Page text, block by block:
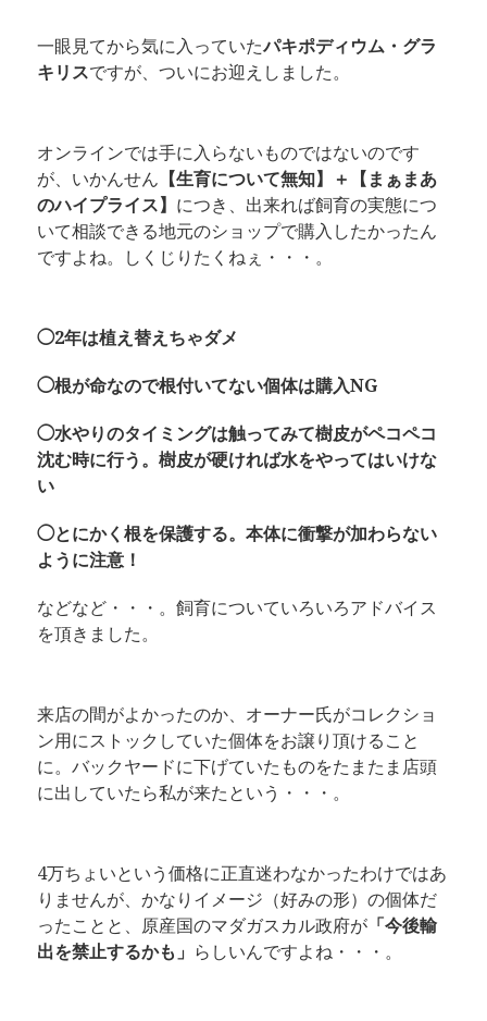
一眼見てから気に入っていたパキポディウム・グラ
キリスですが、ついにお迎えしました。
オンラインでは手に入らないものではないのです
が、いかんせん 【生育について無知】＋【まぁまあ
のハイプライス】 につき、出来れば飼育の実態につ
いて相談できる地元のショップで購入したかったん
ですよね。しくじりたくねぇ・・・。
◯2年は植え替えちゃダメ
◯根が命なので根付いてない個体は購入NG
◯水やりのタイミングは触ってみて樹皮がペコペコ
沈む時に行う。樹皮が硬ければ水をやってはいけな
い
◯とにかく根を保護する。本体に衝撃が加わらない
ように注意！
などなど・・・。飼育についていろいろアドバイス
を頂きました。
来店の間がよかったのか、オーナー氏がコレクショ
ン用にストックしていた個体をお譲り頂けること
に。バックヤードに下げていたものをたまたま店頭
に出していたら私が来たという・・・。
4万ちょいという価格に正直迷わなかったわけではあ
りませんが、かなりイメージ（好みの形）の個体だ
ったことと、原産国のマダガスカル政府が「今後輸
出を禁止するかも」 らしいんですよね・・・。